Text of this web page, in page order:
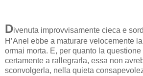
Divenuta improvvisamente cieca e
H’Anel ebbe a maturare velocemente
ormai morta. E, per quanto la
certamente a rallegrarla, essa non
sconvolgerla, nella quieta